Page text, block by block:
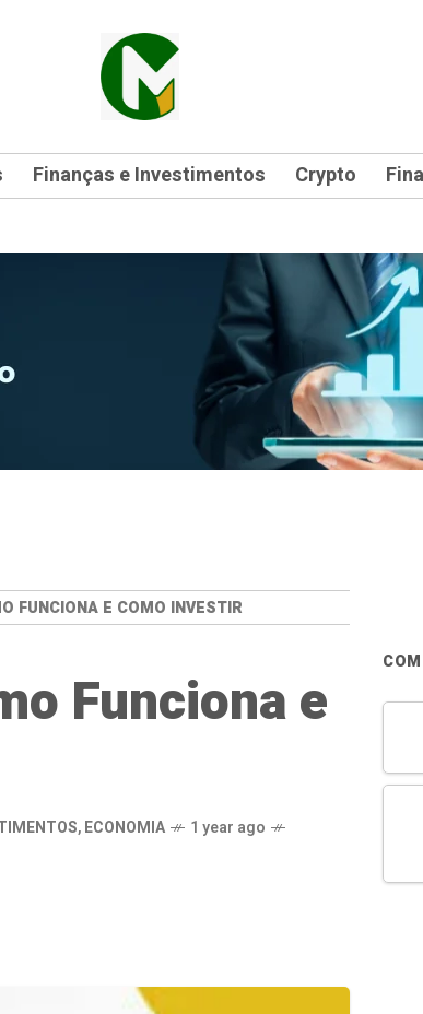
Finanças e Investimentos Crypto
FUNCIONA E COMO INVESTIR
Funciona e
,ECONOMIA
1 year ago